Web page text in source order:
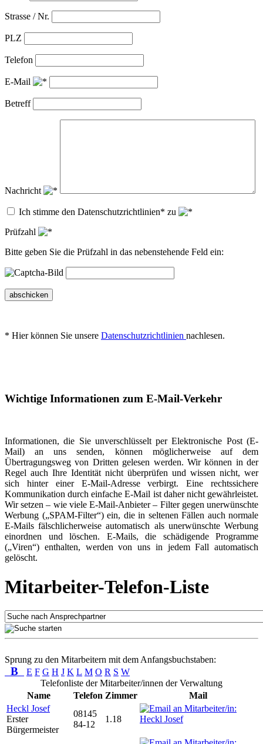
Strasse / Nr.
PLZ
Telefon
E-Mail
Betreff
Nachricht
Ich stimme den Datenschutzrichtlinien* zu
Prüfzahl
Bitte geben Sie die Prüfzahl in das nebenstehende Feld ein:
abschicken
* Hier können Sie unsere Datenschutzrichtlinien nachlesen.
Wichtige Informationen zum E-Mail-Verkehr
Informationen, die Sie unverschlüsselt per Elektronische Post (E-
Mail) an uns senden, können möglicherweise auf dem
Übertragungsweg von Dritten gelesen werden. Wir können in der
Regel auch Ihre Identität nicht überprüfen und wissen nicht, wer
sich hinter einer E-Mail-Adresse verbirgt. Eine rechtssichere
Kommunikation durch einfache E-Mail ist daher nicht gewährleistet.
Wir setzen – wie viele E-Mail-Anbieter – Filter gegen unerwünschte
Werbung („SPAM-Filter“) ein, die in seltenen Fällen auch normale
E-Mails fälschlicherweise automatisch als unerwünschte Werbung
einordnen und löschen. E-Mails, die schädigende Programme
(„Viren“) enthalten, werden von uns in jedem Fall automatisch
gelöscht.
Mitarbeiter-Telefon-Liste
Sprung zu den Mitarbeitern mit dem Anfangsbuchstaben:
B E F G H J K L M O R S W
Telefonliste der Mitarbeiter/innen der Verwaltung
Name
Telefon Zimmer
Mail
Heckl Josef
Erster
Bürgermeister
08145
84-12
1.18